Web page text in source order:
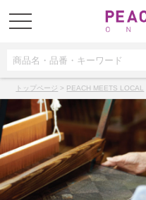
t
o
a
i
a
t
i
o
n
トップページ > PEACH MEETS LOCAL